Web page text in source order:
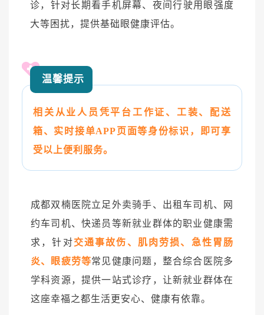
诊，针对长期看手机屏幕、夜间行驶用眼强度
大等困扰，提供基础眼健康评估。
温馨提示
相关从业人员凭平台工作证、工装、配送
箱、实时接单APP页面等身份标识，即可享
受以上便利服务。
成都双楠医院立足外卖骑手、出租车司机、网
约车司机、快递员等新就业群体的职业健康需
求，针对交通事故伤、肌肉劳损、急性胃肠
炎、眼疲劳等常见健康问题，整合综合医院多
学科资源，提供一站式诊疗，让新就业群体在
这座幸福之都生活更安心、健康有依靠。